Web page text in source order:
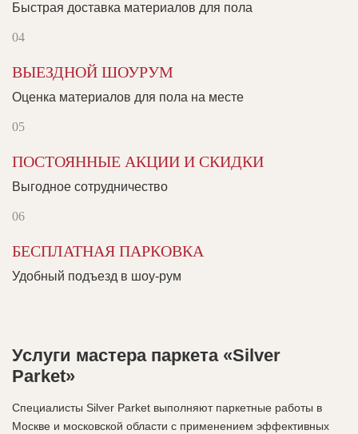
Быстрая доставка материалов для пола
ВЫЕЗДНОЙ ШОУРУМ
Оценка материалов для пола на месте
ПОСТОЯННЫЕ АКЦИИ И СКИДКИ
Выгодное сотрудничество
БЕСПЛАТНАЯ ПАРКОВКА
Удобный подъезд в шоу-рум
Услуги мастера паркета «Silver
Parket»
Специалисты Silver Parket выполняют паркетные работы в
Москве и московской области с применением эффективных